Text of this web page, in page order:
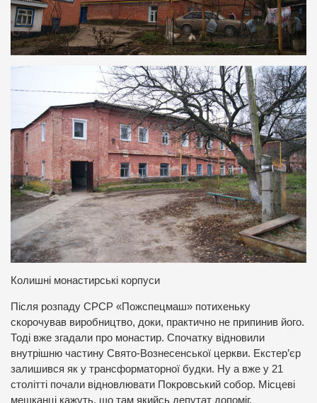
Колишні монастирські корпуси
Після розпаду СРСР «Пожспецмаш» потихеньку
скорочував виробництво, доки, практично не припинив його.
Тоді вже згадали про монастир. Спочатку відновили
внутрішню частину Свято-Вознесенської церкви. Екстер’єр
залишився як у трансформаторної будки. Ну а вже у 21
столітті почали відновлювати Покровський собор. Місцеві
мешканці кажуть, що там якийсь депутат допоміг.